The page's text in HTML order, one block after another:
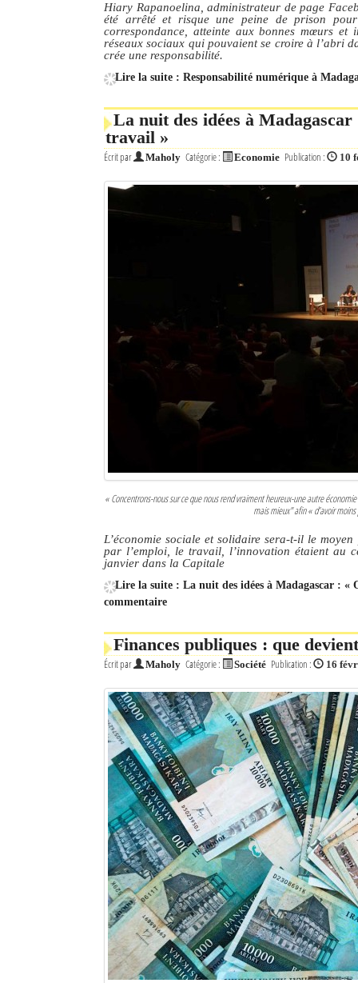
Hiary Rapanoelina, administrateur de page
été arrêté et risque une peine de prison
correspondance, atteinte aux bonnes mœurs
réseaux sociaux qui pouvaient se croire à l’abri
crée une responsabilité.
Lire la suite : Responsabilité numérique à
La nuit des idées à
travail »
Écrit par Maholy Catégorie : Economie Publication : 10
« Concentrons-nous sur ce que nous rend vraiment heureux-une autre
mais mieux" afin « d’avoir
L’économie sociale et solidaire sera-t-il le
par l’emploi, le travail, l’innovation étaient au
janvier dans la Capitale
Lire la suite : La nuit des idées à Madagascar :
commentaire
Finances publiques : que
Écrit par Maholy Catégorie : Société Publication : 16